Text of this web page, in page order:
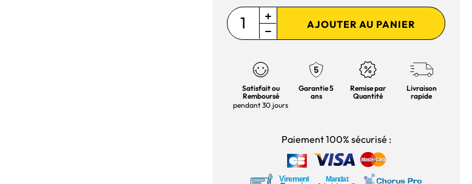
AJOUTER AU PANIER
Satisfait ou
Remboursé
pendant 30 jours
Garantie 5
ans
Remise par
Quantité
Livraison
rapide
Paiement 100% sécurisé :